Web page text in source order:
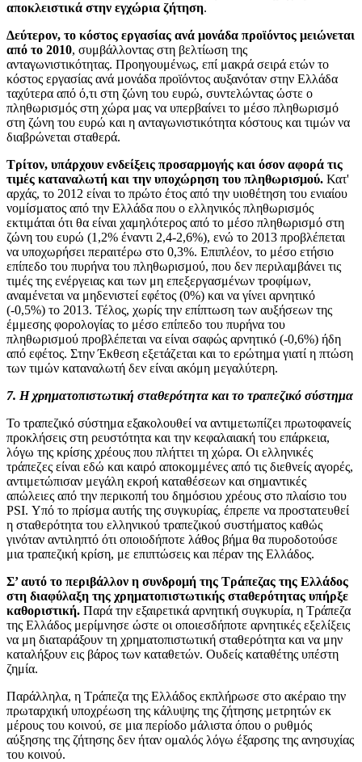
αποκλειστικά στην εγχώρια ζήτηση.
Δεύτερον, το κόστος εργασίας ανά μονάδα προϊόντος μειώνεται
από το 2010, συμβάλλοντας στη βελτίωση της
ανταγωνιστικότητας. Προηγουμένως, επί μακρά σειρά ετών το
κόστος εργασίας ανά μονάδα προϊόντος αυξανόταν στην Ελλάδα
ταχύτερα από ό,τι στη ζώνη του ευρώ, συντελώντας ώστε ο
πληθωρισμός στη χώρα μας να υπερβαίνει το μέσο πληθωρισμό
στη ζώνη του ευρώ και η ανταγωνιστικότητα κόστους και τιμών να
διαβρώνεται σταθερά.
Τρίτον, υπάρχουν ενδείξεις προσαρμογής και όσον αφορά τις
τιμές καταναλωτή και την υποχώρηση του πληθωρισμού. Κατ'
αρχάς, το 2012 είναι το πρώτο έτος από την υιοθέτηση του ενιαίου
νομίσματος από την Ελλάδα που ο ελληνικός πληθωρισμός
εκτιμάται ότι θα είναι χαμηλότερος από το μέσο πληθωρισμό στη
ζώνη του ευρώ (1,2% έναντι 2,4-2,6%), ενώ το 2013 προβλέπεται
να υποχωρήσει περαιτέρω στο 0,3%. Επιπλέον, το μέσο ετήσιο
επίπεδο του πυρήνα του πληθωρισμού, που δεν περιλαμβάνει τις
τιμές της ενέργειας και των μη επεξεργασμένων τροφίμων,
αναμένεται να μηδενιστεί εφέτος (0%) και να γίνει αρνητικό
(-0,5%) το 2013. Τέλος, χωρίς την επίπτωση των αυξήσεων της
έμμεσης φορολογίας το μέσο επίπεδο του πυρήνα του
πληθωρισμού προβλέπεται να είναι σαφώς αρνητικό (-0,6%) ήδη
από εφέτος. Στην Έκθεση εξετάζεται και το ερώτημα γιατί η πτώση
των τιμών καταναλωτή δεν είναι ακόμη μεγαλύτερη.
7. Η χρηματοπιστωτική σταθερότητα και το τραπεζικό σύστημα
Το τραπεζικό σύστημα εξακολουθεί να αντιμετωπίζει πρωτοφανείς
προκλήσεις στη ρευστότητα και την κεφαλαιακή του επάρκεια,
λόγω της κρίσης χρέους που πλήττει τη χώρα. Οι ελληνικές
τράπεζες είναι εδώ και καιρό αποκομμένες από τις διεθνείς αγορές,
αντιμετώπισαν μεγάλη εκροή καταθέσεων και σημαντικές
απώλειες από την περικοπή του δημόσιου χρέους στο πλαίσιο του
PSI. Υπό το πρίσμα αυτής της συγκυρίας, έπρεπε να προστατευθεί
η σταθερότητα του ελληνικού τραπεζικού συστήματος καθώς
γινόταν αντιληπτό ότι οποιοδήποτε λάθος βήμα θα πυροδοτούσε
μια τραπεζική κρίση, με επιπτώσεις και πέραν της Ελλάδος.
Σ’ αυτό το περιβάλλον η συνδρομή της Τράπεζας της Ελλάδος
στη διαφύλαξη της χρηματοπιστωτικής σταθερότητας υπήρξε
καθοριστική. Παρά την εξαιρετικά αρνητική συγκυρία, η Τράπεζα
της Ελλάδος μερίμνησε ώστε οι οποιεσδήποτε αρνητικές εξελίξεις
να μη διαταράξουν τη χρηματοπιστωτική σταθερότητα και να μην
καταλήξουν εις βάρος των καταθετών. Ουδείς καταθέτης υπέστη
ζημία.
Παράλληλα, η Τράπεζα της Ελλάδος εκπλήρωσε στο ακέραιο την
πρωταρχική υποχρέωση της κάλυψης της ζήτησης μετρητών εκ
μέρους του κοινού, σε μια περίοδο μάλιστα όπου ο ρυθμός
αύξησης της ζήτησης δεν ήταν ομαλός λόγω έξαρσης της ανησυχίας
του κοινού.